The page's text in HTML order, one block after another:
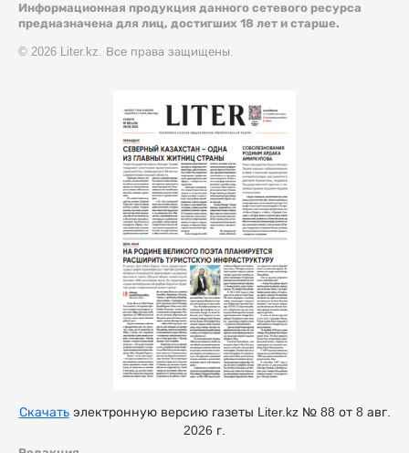
Информационная продукция данного сетевого ресурса
предназначена для лиц, достигших 18 лет и старше.
© 2026 Liter.kz. Все права защищены.
Скачатьэлектронную версию газеты Liter.kz № 88 от 8 авг.
2026 г.